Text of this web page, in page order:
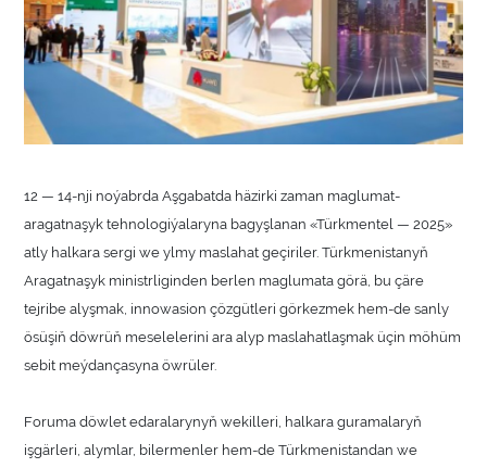
12 — 14-nji noýabrda Aşgabatda häzirki zaman maglumat-
aragatnaşyk tehnologiýalaryna bagyşlanan «Türkmentel — 2025»
atly halkara sergi we ylmy maslahat geçiriler. Türkmenistanyň
Aragatnaşyk ministrliginden berlen maglumata görä, bu çäre
tejribe alyşmak, innowasion çözgütleri görkezmek hem-de sanly
ösüşiň döwrüň meselelerini ara alyp maslahatlaşmak üçin möhüm
sebit meýdançasyna öwrüler.
Foruma döwlet edaralarynyň wekilleri, halkara guramalaryň
işgärleri, alymlar, bilermenler hem-de Türkmenistandan we